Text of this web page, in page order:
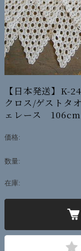
【日本発送】K-
クロス/ゲストタ
ェレース 106cm
価格:
数量:
在庫: